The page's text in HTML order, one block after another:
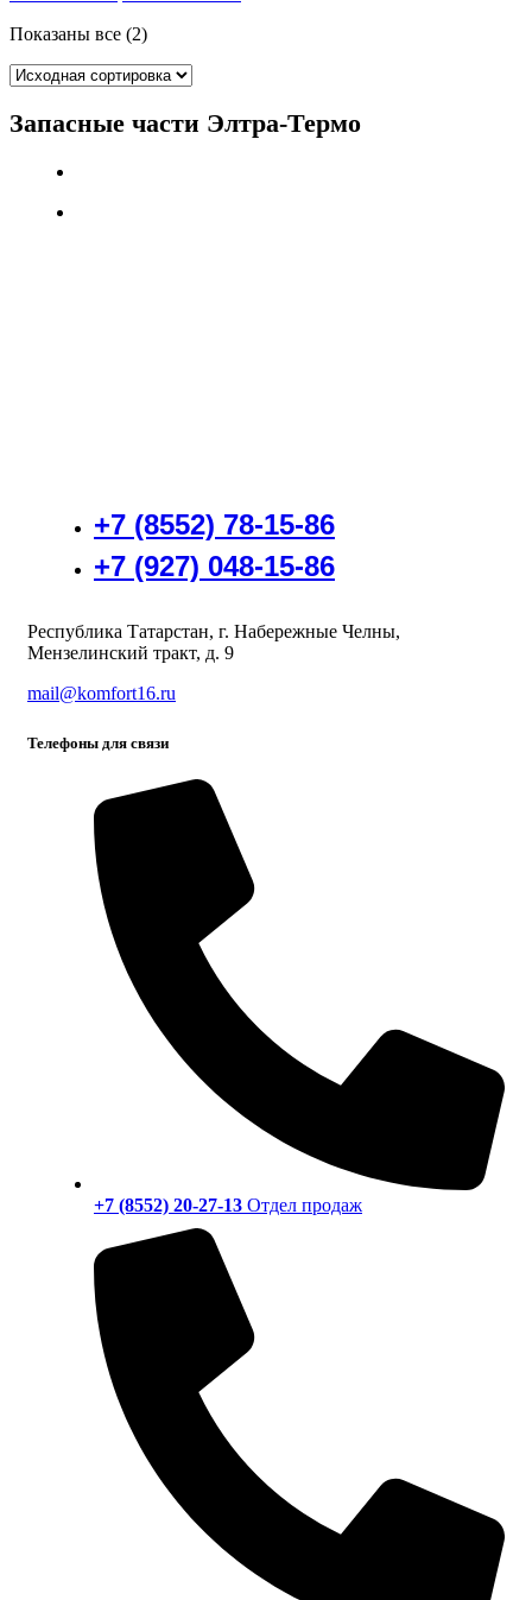
Показаны все (2)
Запасные части Элтра-Термо
+7 (8552) 78-15-86
+7 (927) 048-15-86
Республика Татарстан, г. Набережные Челны,
Мензелинский тракт, д. 9
mail@komfort16.ru
Телефоны для связи
+7 (8552) 20-27-13 Отдел продаж